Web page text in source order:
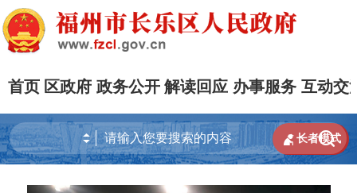
首页 区政府 政务公开 解读回应 办事服务 互动交

 长者模式